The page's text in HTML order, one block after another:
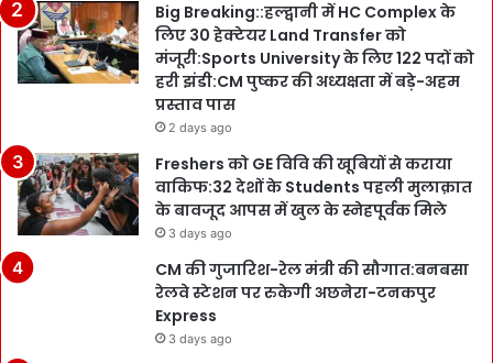
Big Breaking::हल्द्वानी में HC Complex के
लिए 30 हेक्टेयर Land Transfer को
मंजूरी:Sports University के लिए 122 पदों को
हरी झंडी:CM पुष्कर की अध्यक्षता में बड़े-अहम
प्रस्ताव पास
2 days ago
Freshers को GE विवि की खूबियों से कराया
वाकिफ:32 देशों के Students पहली मुलाक़ात
के बावजूद आपस में खुल के स्नेहपूर्वक मिले
3 days ago
CM की गुजारिश-रेल मंत्री की सौगात:बनबसा
रेलवे स्टेशन पर रुकेगी अछनेरा-टनकपुर
Express
3 days ago